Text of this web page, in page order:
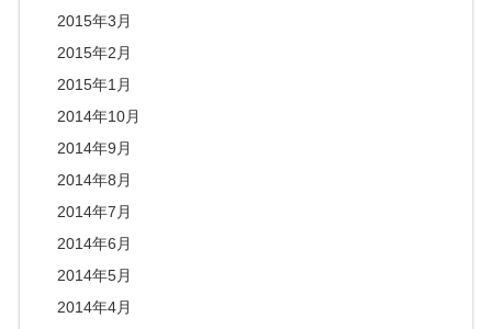
2015年3月
2015年2月
2015年1月
2014年10月
2014年9月
2014年8月
2014年7月
2014年6月
2014年5月
2014年4月